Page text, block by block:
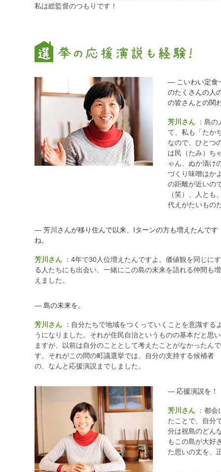
私は総監督のつもりです！
― こいわい定食
のたくさんの人
の皆さんとの関
芳川さん ：島
て、私も「たか
なので、ひとつ
は民（たみ）ち
ゃん、ぬか漬け
づくり味噌はか
の距離が近いの
（笑）、人とも
代えがたいもの
― 芳川さんが移り住んで以来、Iターンの方も増えたんです
ね。
芳川さん ：4年で30人位増えたんですよ。価値観を同じにす
る人たちにも出会い、一緒にこの島の未来を語れる仲間も増
えました。
― 島の未来を。
芳川さん ：自分たちで地域をつくっていくことを意識する
うになりました。それが住民自治というものの基本だと思い
ますが、以前は自分のこととして考えたことがなかったんで
す。それがこの間の町議選挙では、自分の支持する候補者
の、なんと応援演説までしました。
― 応援演説を！
芳川さん ：都
たことで、自分
分は祝島のどん
もこの島が大好
た思いの丈を、